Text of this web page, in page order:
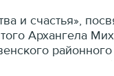
и счастья»,
Архангела